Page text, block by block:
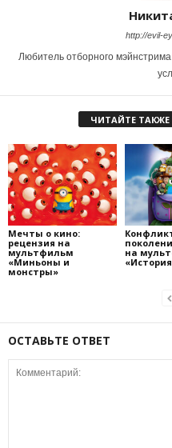
http://evil-
Любитель отборного
ЧИТАЙТЕ ТАКЖЕ
Мечты о кино:
рецензия на
мультфильм
«Миньоны и
монстры»
на
ОСТАВЬТЕ ОТВЕТ